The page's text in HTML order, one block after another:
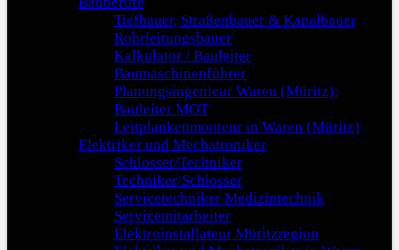
Tiefbauer, Straßenbauer & Kanalbauer
Rohrleitungsbauer
Kalkulator / Bauleiter
Baumaschinenführer
Planungsingenieur Waren (Müritz):
Bauleiter MOT
Leitplankenmonteur in Waren (Müritz)
Elektriker und Mechatroniker
Schlosser/Techniker
Techniker/Schlosser
Servicetechniker Medizintechnik
Servicemitarbeiter
Elektroinstallateur Müritzregion